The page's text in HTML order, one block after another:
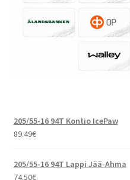
205/55-16 94T Kontio IcePaw
89.49€
205/55-16 94T Lappi Jää-Ahma
74.50€